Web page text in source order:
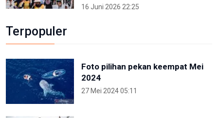
16 Juni 2026 22:25
Terpopuler
Foto pilihan pekan keempat Mei
2024
27 Mei 2024 05:11